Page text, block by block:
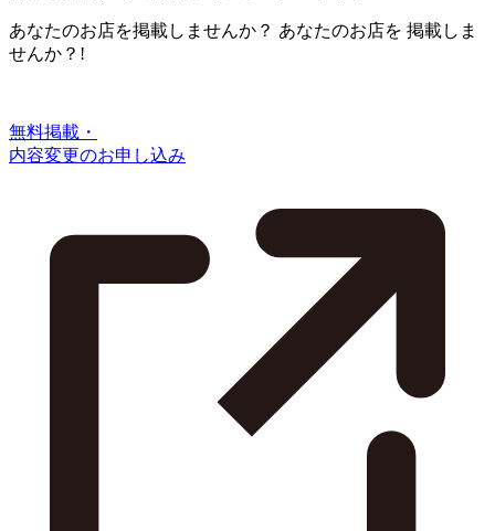
あなたのお店を掲載しませんか？ あなたのお店を 掲載しま
せんか？!
無料掲載・
内容変更のお申し込み